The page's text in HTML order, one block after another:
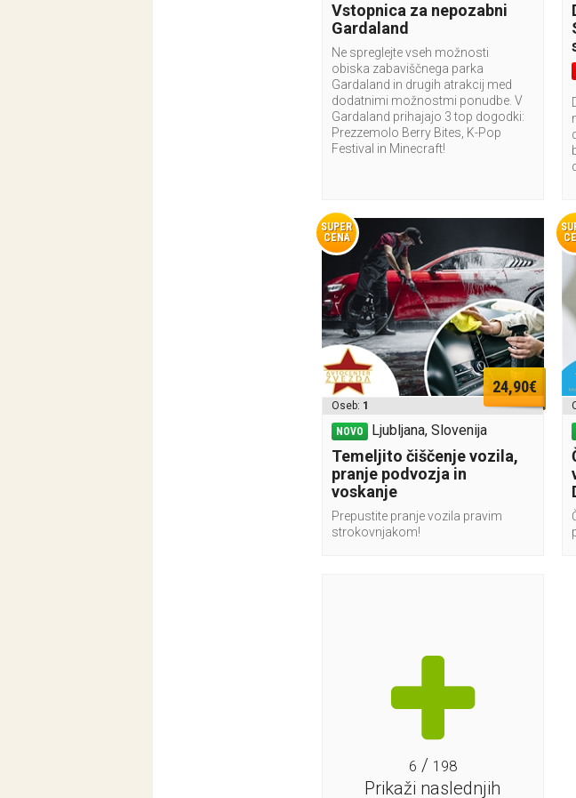
Vstopnica za nepozabni
Gardaland
Ne spreglejte vseh možnosti
obiska zabaviščnega parka
Gardaland in drugih atrakcij med
dodatnimi možnostmi ponudbe. V
Gardaland prihajajo 3 top dogodki:
Prezzemolo Berry Bites, K-Pop
Festival in Minecraft!
SUPER
CENA
24,90€
Oseb: 1
NOVO Ljubljana, Slovenija
Temeljito čiščenje vozila,
pranje podvozja in
voskanje
Prepustite pranje vozila pravim
strokovnjakom!
6 / 198
Prikaži naslednjih